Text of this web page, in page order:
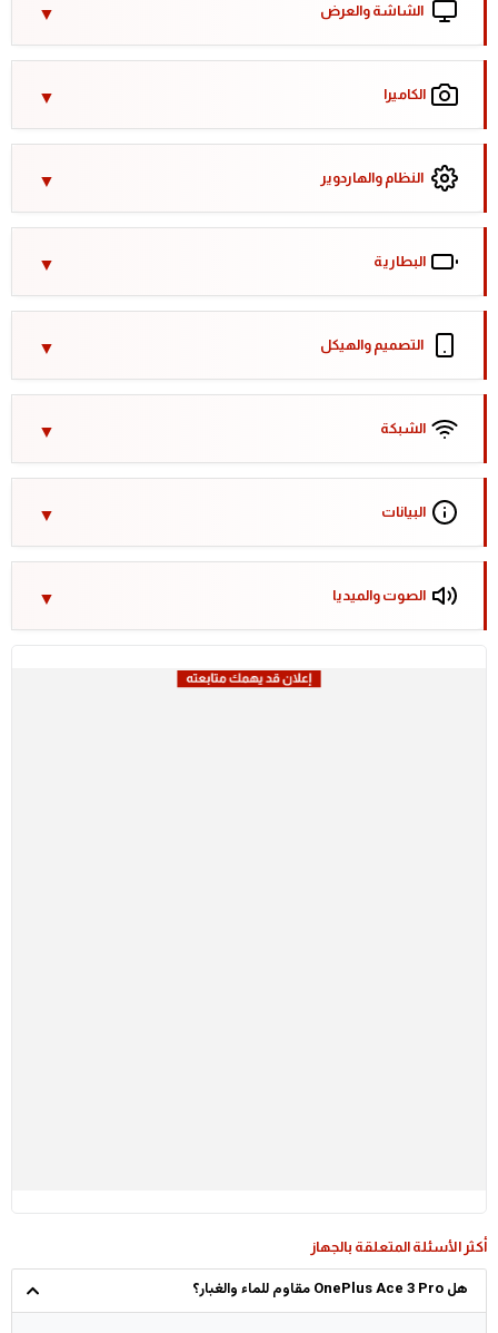
الشاشة والعرض
الكاميرا
النظام والهاردوير
البطارية
التصميم والهيكل
الشبكة
البيانات
الصوت والميديا
أكثر الأسئلة المتعلقة بالجهاز
هل OnePlus Ace 3 Pro مقاوم للماء والغبار؟